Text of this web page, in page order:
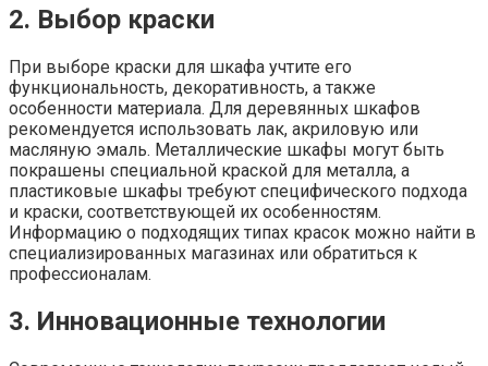
2. Выбор краски
При выборе краски для шкафа учтите его
функциональность, декоративность, а также
особенности материала. Для деревянных шкафов
рекомендуется использовать лак, акриловую или
масляную эмаль. Металлические шкафы могут быть
покрашены специальной краской для металла, а
пластиковые шкафы требуют специфического подхода
и краски, соответствующей их особенностям.
Информацию о подходящих типах красок можно найти в
специализированных магазинах или обратиться к
профессионалам.
3. Инновационные технологии